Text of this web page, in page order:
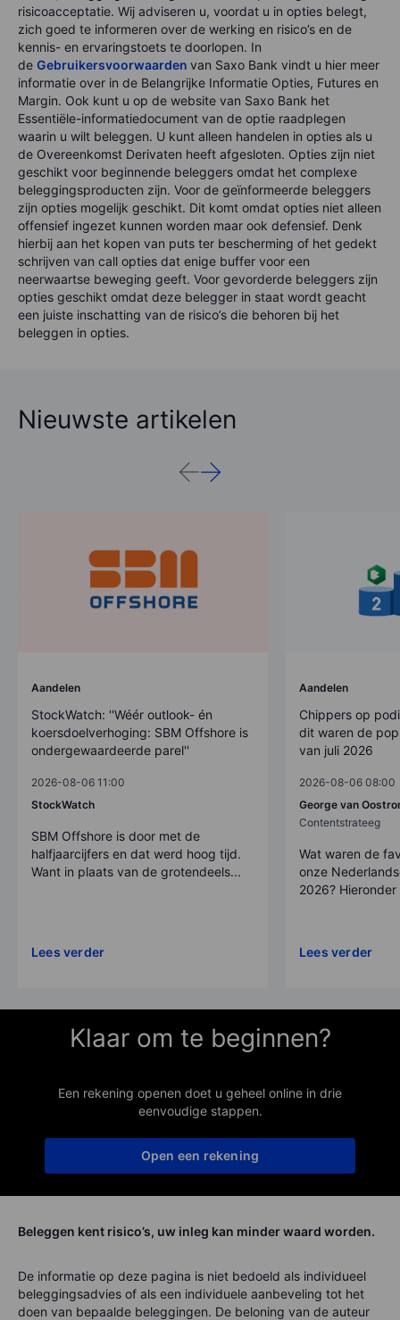
risicoacceptatie. Wij adviseren u, voordat u in opties belegt,
zich goed te informeren over de werking en risico’s en de
kennis- en ervaringstoets te doorlopen. In
de Gebruikersvoorwaarden van Saxo Bank vindt u hier meer
informatie over in de Belangrijke Informatie Opties, Futures en
Margin. Ook kunt u op de website van Saxo Bank het
Essentiële-informatiedocument van de optie raadplegen
waarin u wilt beleggen. U kunt alleen handelen in opties als u
de Overeenkomst Derivaten heeft afgesloten. Opties zijn niet
geschikt voor beginnende beleggers omdat het complexe
beleggingsproducten zijn. Voor de geïnformeerde beleggers
zijn opties mogelijk geschikt. Dit komt omdat opties niet alleen
offensief ingezet kunnen worden maar ook defensief. Denk
hierbij aan het kopen van puts ter bescherming of het gedekt
schrijven van call opties dat enige buffer voor een
neerwaartse beweging geeft. Voor gevorderde beleggers zijn
opties geschikt omdat deze belegger in staat wordt geacht
een juiste inschatting van de risico’s die behoren bij het
beleggen in opties.
Nieuwste artikelen
Aandelen
StockWatch: ''Wéér outlook- én
koersdoelverhoging: SBM Offshore is
ondergewaardeerde parel''
2026-08-06 11:00
StockWatch
SBM Offshore is door met de
halfjaarcijfers en dat werd hoog tijd.
Want in plaats van de grotendeels...
Lees verder
Aandelen
Chippers op
dit waren de
van juli 2026
2026-08-06 08:00
George van
Contentstrateeg
Wat waren de
onze
2026?
Lees verder
Klaar om te beginnen?
Een rekening openen doet u geheel online in drie
eenvoudige stappen.
Open een rekening
Beleggen kent risico’s, uw inleg kan minder waard worden.
De informatie op deze pagina is niet bedoeld als individueel
beleggingsadvies of als een individuele aanbeveling tot het
doen van bepaalde beleggingen. De beloning van de auteur